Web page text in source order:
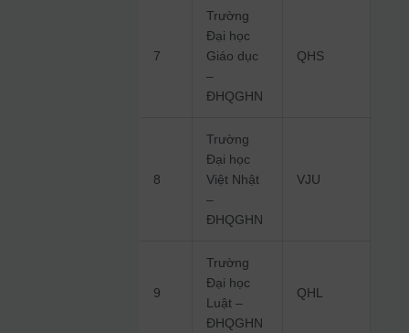
7
Trường
Đại học
Giáo dục
–
ĐHQGHN
QHS
8
Trường
Đại học
Việt Nhật
–
ĐHQGHN
VJU
9
Trường
Đại học
Luật –
ĐHQGHN
QHL